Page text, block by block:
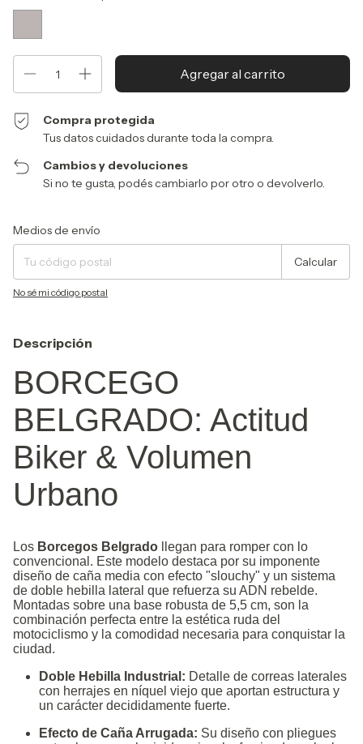
Compra protegida
Tus datos cuidados durante toda la compra.
Cambios y devoluciones
Si no te gusta, podés cambiarlo por otro o devolverlo.
Entregas para el CP:
Medios de envío
Calcular
No sé mi código postal
Descripción
BORCEGO
BELGRADO: Actitud
Biker & Volumen
Urbano
Los Borcegos Belgrado llegan para romper con lo
convencional. Este modelo destaca por su imponente
diseño de caña media con efecto "slouchy" y un sistema
de doble hebilla lateral que refuerza su ADN rebelde.
Montadas sobre una base robusta de 5,5 cm, son la
combinación perfecta entre la estética ruda del
motociclismo y la comodidad necesaria para conquistar la
ciudad.
Doble Hebilla Industrial: Detalle de correas laterales
con herrajes en níquel viejo que aportan estructura y
un carácter decididamente fuerte.
Efecto de Caña Arrugada: Su diseño con pliegues